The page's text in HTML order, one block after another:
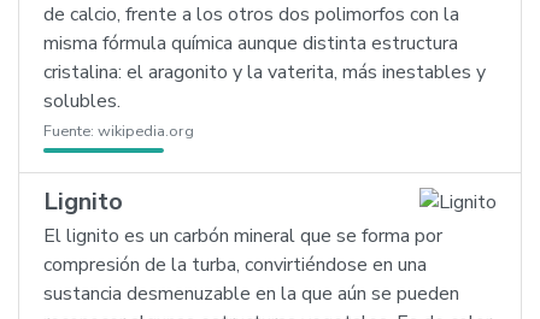
de calcio, frente a los otros dos polimorfos con la
misma fórmula química aunque distinta estructura
cristalina: el aragonito y la vaterita, más inestables y
solubles.
Fuente: wikipedia.org
Lignito
El lignito es un carbón mineral que se forma por
compresión de la turba, convirtiéndose en una
sustancia desmenuzable en la que aún se pueden